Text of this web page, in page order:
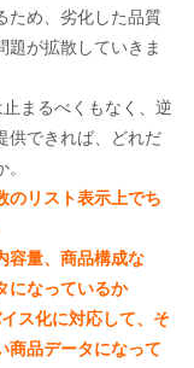
ため、劣化した品質
題が拡散していきま
まるべくもなく、逆
供できれば、どれだ
のリスト表示上でち
容量、商品構成な
になっているか
ス化に対応して、そ
商品データになって